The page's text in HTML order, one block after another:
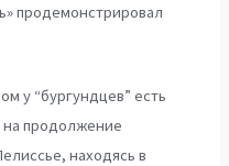
продемонстрировал
у “бургундцев” есть
на продолжение
находясь в